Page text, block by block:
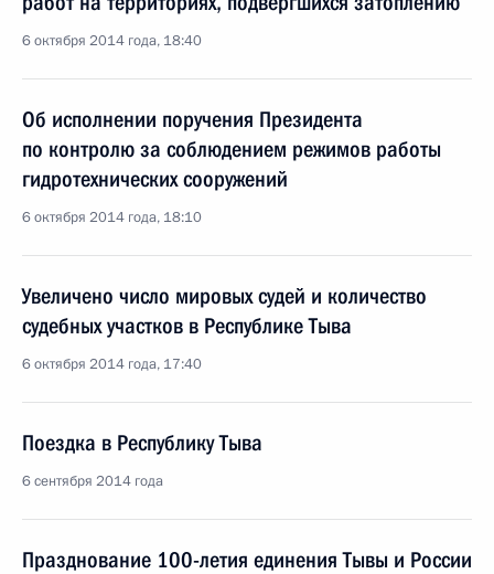
6 октября 2014 года, 18:40
Об исполнении поручения Президента
по контролю за соблюдением режимов работы
гидротехнических сооружений
6 октября 2014 года, 18:10
Увеличено число мировых судей и количество
судебных участков в Республике Тыва
6 октября 2014 года, 17:40
Поездка в Республику Тыва
6 сентября 2014 года
Празднование 100-летия единения Тывы и России